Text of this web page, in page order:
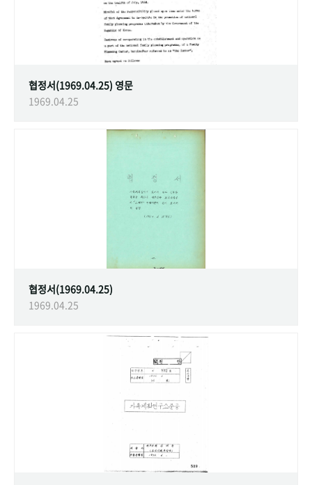
협정서(1969.04.25) 영문
1969.04.25
협정서(1969.04.25)
1969.04.25